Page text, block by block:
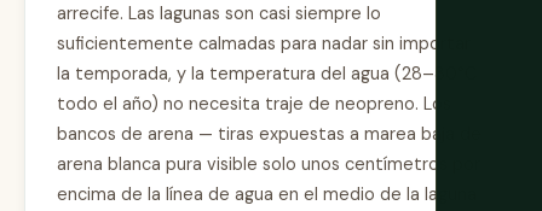
arrecife. Las lagunas son casi siempre lo
suficientemente calmadas para nadar sin importar
la temporada, y la temperatura del agua (28–30°C
todo el año) no necesita traje de neopreno. Los
bancos de arena — tiras expuestas a marea baja de
arena blanca pura visible solo unos centímetros por
encima de la línea de agua en el medio de la laguna